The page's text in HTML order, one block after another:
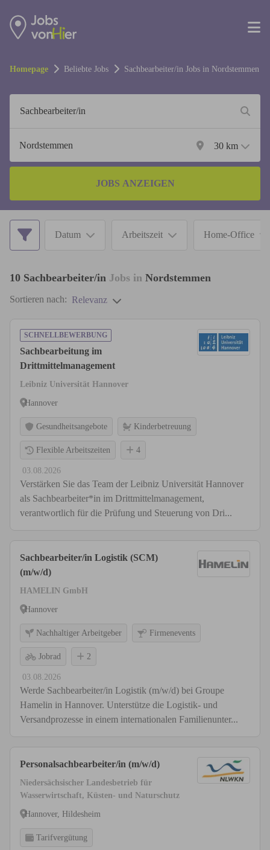
Homepage Beliebte Jobs Sachbearbeiter/in Jobs in Nordstemmen
30 km
JOBS ANZEIGEN
Datum Arbeitszeit Home-Office
10 Sachbearbeiter/in Jobs in Nordstemmen
Sortieren nach: Relevanz
SCHNELLBEWERBUNG
Sachbearbeitung im
Drittmittelmanagement
Leibniz Universität Hannover
Hannover
Gesundheitsangebote Kinderbetreuung
Flexible Arbeitszeiten 4
03.08.2026
Verstärken Sie das Team der Leibniz Universität Hannover
als Sachbearbeiter*in im Drittmittelmanagement,
verantwortlich für die Prüfung und Steuerung von Dri...
Sachbearbeiter/in Logistik (SCM)
(m/w/d)
HAMELIN GmbH
Hannover
Nachhaltiger Arbeitgeber Firmenevents
Jobrad 2
03.08.2026
Werde Sachbearbeiter/in Logistik (m/w/d) bei Groupe
Hamelin in Hannover. Unterstütze die Logistik- und
Versandprozesse in einem internationalen Familienunter...
Personalsachbearbeiter/in (m/w/d)
Niedersächsischer Landesbetrieb für
Wasserwirtschaft, Küsten- und Naturschutz
Hannover, Hildesheim
Tarifvergütung